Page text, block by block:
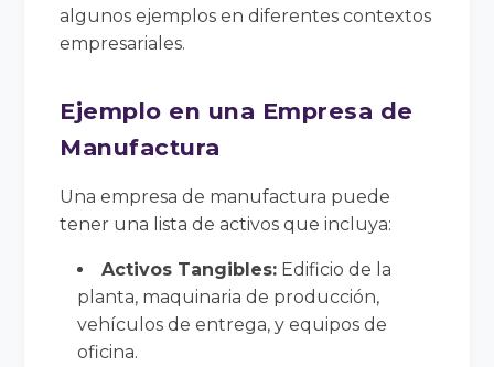
algunos ejemplos en diferentes contextos
empresariales.
Ejemplo en una Empresa de
Manufactura
Una empresa de manufactura puede
tener una lista de activos que incluya:
Activos Tangibles: Edificio de la
planta, maquinaria de producción,
vehículos de entrega, y equipos de
oficina.